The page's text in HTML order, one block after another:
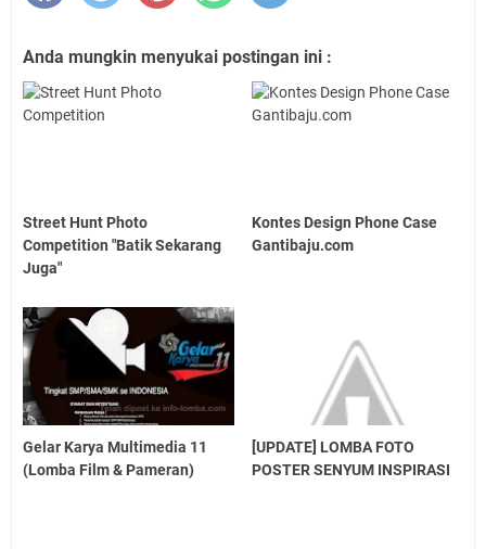
Anda mungkin menyukai postingan ini :
Street Hunt Photo
Competition "Batik Sekarang
Juga"
Kontes Design Phone Case
Gantibaju.com
Gelar Karya Multimedia 11
(Lomba Film & Pameran)
[UPDATE] LOMBA FOTO
POSTER SENYUM INSPIRASI